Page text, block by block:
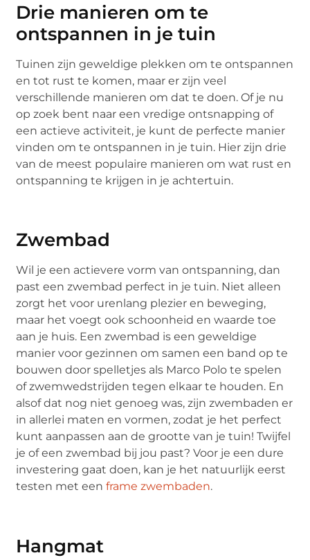
Drie manieren om te
ontspannen in je tuin
Tuinen zijn geweldige plekken om te ontspannen
en tot rust te komen, maar er zijn veel
verschillende manieren om dat te doen. Of je nu
op zoek bent naar een vredige ontsnapping of
een actieve activiteit, je kunt de perfecte manier
vinden om te ontspannen in je tuin. Hier zijn drie
van de meest populaire manieren om wat rust en
ontspanning te krijgen in je achtertuin.
Zwembad
Wil je een actievere vorm van ontspanning, dan
past een zwembad perfect in je tuin. Niet alleen
zorgt het voor urenlang plezier en beweging,
maar het voegt ook schoonheid en waarde toe
aan je huis. Een zwembad is een geweldige
manier voor gezinnen om samen een band op te
bouwen door spelletjes als Marco Polo te spelen
of zwemwedstrijden tegen elkaar te houden. En
alsof dat nog niet genoeg was, zijn zwembaden er
in allerlei maten en vormen, zodat je het perfect
kunt aanpassen aan de grootte van je tuin! Twijfel
je of een zwembad bij jou past? Voor je een dure
investering gaat doen, kan je het natuurlijk eerst
testen met eenframe zwembaden.
Hangmat